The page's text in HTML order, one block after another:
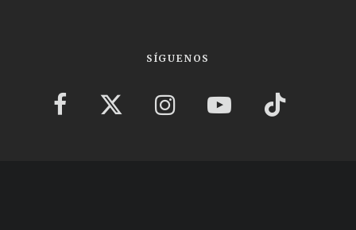
SÍGUENOS